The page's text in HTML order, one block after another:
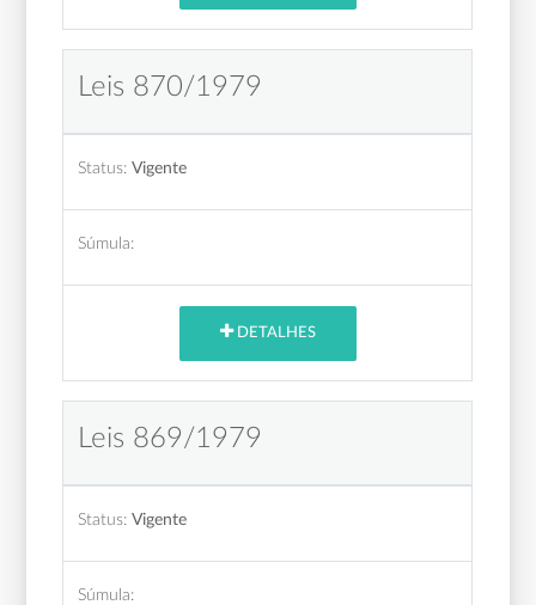
Leis 870/1979
Status: Vigente
Súmula:
DETALHES
Leis 869/1979
Status: Vigente
Súmula: